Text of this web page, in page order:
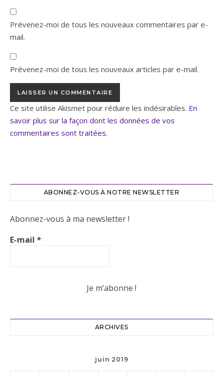
Prévenez-moi de tous les nouveaux commentaires par e-
mail.
Prévenez-moi de tous les nouveaux articles par e-mail.
Ce site utilise Akismet pour réduire les indésirables. En
savoir plus sur la façon dont les données de vos
commentaires sont traitées.
ABONNEZ-VOUS À NOTRE NEWSLETTER
Abonnez-vous à ma newsletter !
E-mail *
ARCHIVES
juin 2019